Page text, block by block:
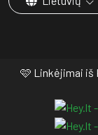
🩷 Linkėjimai iš